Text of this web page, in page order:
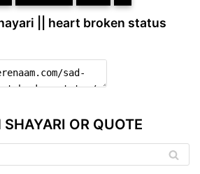
|| heart broken status
SHAYARI OR QUOTE